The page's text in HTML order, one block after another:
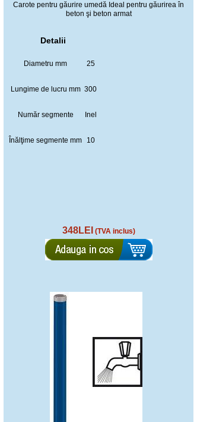
Carote pentru găurire umedă Ideal pentru găurirea în
beton şi beton armat
Detalii
Diametru mm 25
Lungime de lucru mm 300
Număr segmente Inel
Înălţime segmente mm 10
348LEI (TVA inclus)